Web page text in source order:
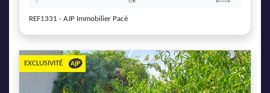
REF1331 - AJP Immobilier Pacé
EXCLUSIVITÉ